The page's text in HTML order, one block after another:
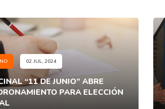
02 JUL, 2024
“11 DE JUNIO” ABRE
PARA ELECCIÓN